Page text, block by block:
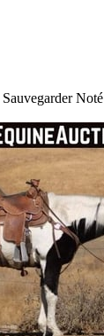
Sauvegarder Noté